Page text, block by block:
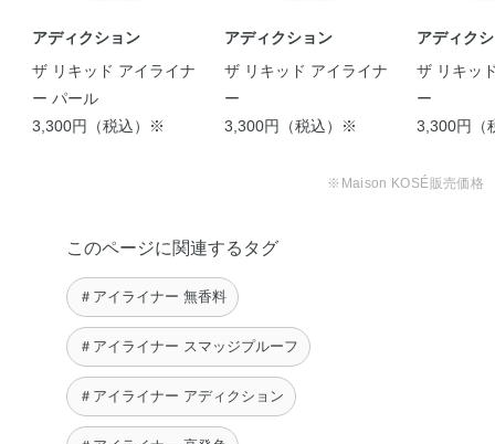
アディクション
ザ リキッド アイライナ
ー パール
3,300円（税込）※
アディクション
ザ リキッド アイライナ
ー
3,300円（税込）※
アディク
ザ リキッ
ー
3,300円（
※Maison KOSÉ販売価格
このページに関連するタグ
＃アイライナー 無香料
＃アイライナー スマッジプルーフ
＃アイライナー アディクション